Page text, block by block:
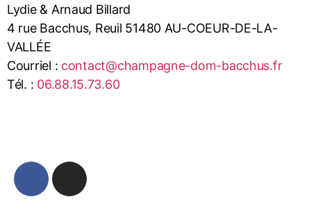
Lydie & Arnaud Billard
4 rue Bacchus, Reuil 51480 AU-COEUR-DE-LA-
VALLÉE
Courriel : contact@champagne-dom-bacchus.fr
Tél. : 06.88.15.73.60